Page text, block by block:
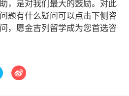
，是对我们最大的鼓励。对此
题有什么疑问可以点击下侧咨
，愿金吉列留学成为您首选咨